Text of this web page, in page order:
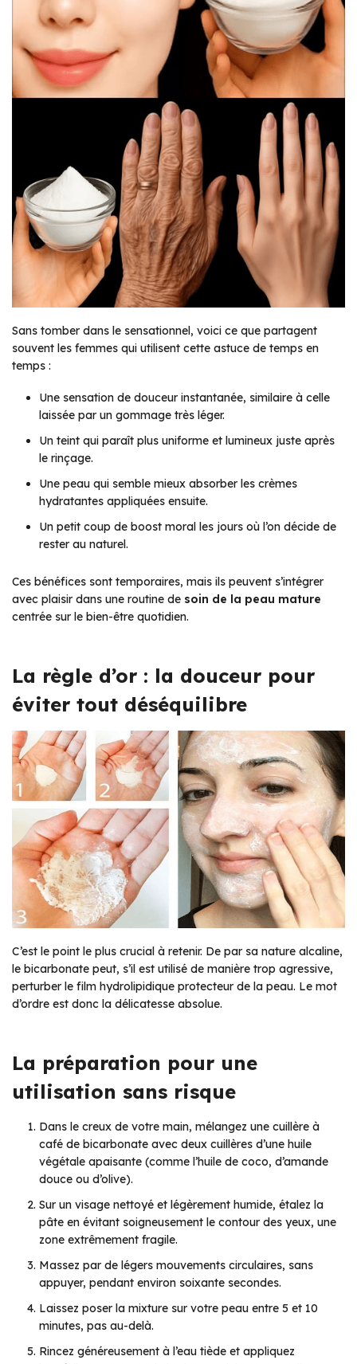
Sans tomber dans le sensationnel, voici ce que partagent
souvent les femmes qui utilisent cette astuce de temps en
temps :
Une sensation de douceur instantanée, similaire à celle
laissée par un gommage très léger.
Un teint qui paraît plus uniforme et lumineux juste après
le rinçage.
Une peau qui semble mieux absorber les crèmes
hydratantes appliquées ensuite.
Un petit coup de boost moral les jours où l’on décide de
rester au naturel.
Ces bénéfices sont temporaires, mais ils peuvent s’intégrer
avec plaisir dans une routine de soin de la peau mature
centrée sur le bien-être quotidien.
La règle d’or : la douceur pour
éviter tout déséquilibre
C’est le point le plus crucial à retenir. De par sa nature alcaline,
le bicarbonate peut, s’il est utilisé de manière trop agressive,
perturber le film hydrolipidique protecteur de la peau. Le mot
d’ordre est donc la délicatesse absolue.
La préparation pour une
utilisation sans risque
Dans le creux de votre main, mélangez une cuillère à
café de bicarbonate avec deux cuillères d’une huile
végétale apaisante (comme l’huile de coco, d’amande
douce ou d’olive).
Sur un visage nettoyé et légèrement humide, étalez la
pâte en évitant soigneusement le contour des yeux, une
zone extrêmement fragile.
Massez par de légers mouvements circulaires, sans
appuyer, pendant environ soixante secondes.
Laissez poser la mixture sur votre peau entre 5 et 10
minutes, pas au-delà.
Rincez généreusement à l’eau tiède et appliquez